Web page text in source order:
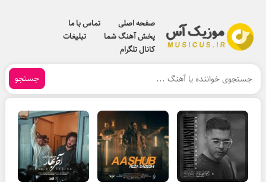
صفحه اصلی
تماس با ما
پخش آهنگ شما
تبلیغات
کانال تلگرام
جستجو